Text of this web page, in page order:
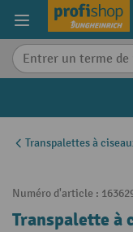
content
Transpalettes à
Numéro d'article :
Transpalette à